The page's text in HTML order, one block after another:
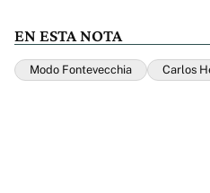
EN ESTA NOTA
Modo Fontevecchia Carlos